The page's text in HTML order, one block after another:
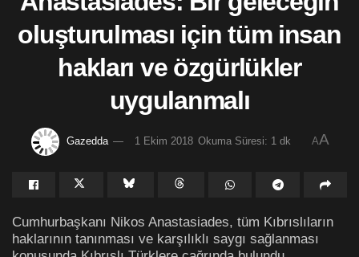
oluşturulması için tüm insan
hakları ve özgürlükler
uygulanmalı
Gazedda 1 Ekim 2018 Okuma Süresi: 1 dk AA
Cumhurbaşkanı Nikos Anastasiades, tüm Kıbrıslıların
haklarının tanınması ve karşılıklı saygı sağlanması